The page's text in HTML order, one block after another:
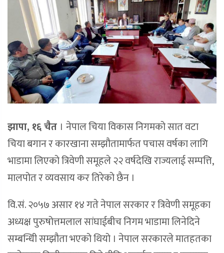
झापा, १६ चैत । नेपाल चिया विकास निगमको सात वटा
चिया बगान र कारखाना सम्झौतामार्फत पचास वर्षका लागि
भाडामा लिएको त्रिवेणी समूहले २२ वर्षदेखि राज्यलाई सम्पत्ति,
मालपोत र व्यवसाय कर तिरेको छैन ।
वि.सं. २०५७ असार १४ गते नेपाल सरकार र त्रिवेणी समूहका
अध्यक्ष पुरुषोत्तमलाल सांघाईबीच निगम भाडामा लिनेदिने
सम्बन्धिी सम्झौता भएको थियो । नेपाल सरकारले मातहतका